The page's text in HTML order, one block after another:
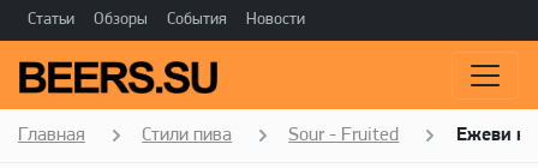
Статьи Обзоры События Новости
Главная Стили пива Sour - Fruited Ежеви